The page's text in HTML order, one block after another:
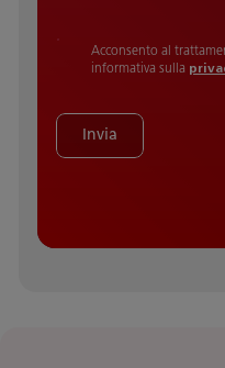
Acconsento al
informativa sulla
Invia